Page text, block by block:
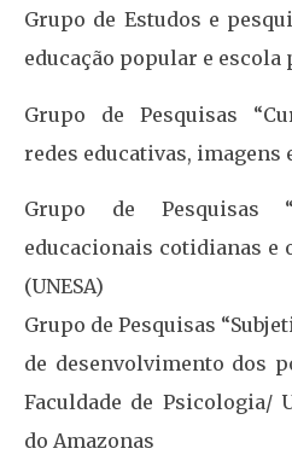
Grupo de Estudos e
educação popular e escola
Grupo de Pesquisas
redes educativas, imagens
Grupo de Pesquisas
educacionais cotidianas e
(UNESA)
Grupo de Pesquisas
de desenvolvimento dos
Faculdade de Psicologia/
do Amazonas